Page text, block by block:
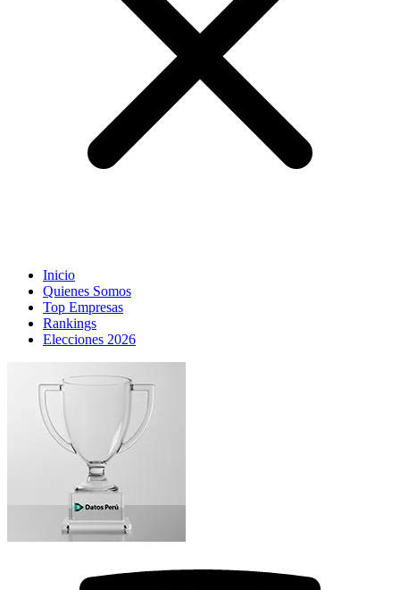
Inicio
Quienes Somos
Top Empresas
Rankings
Elecciones 2026